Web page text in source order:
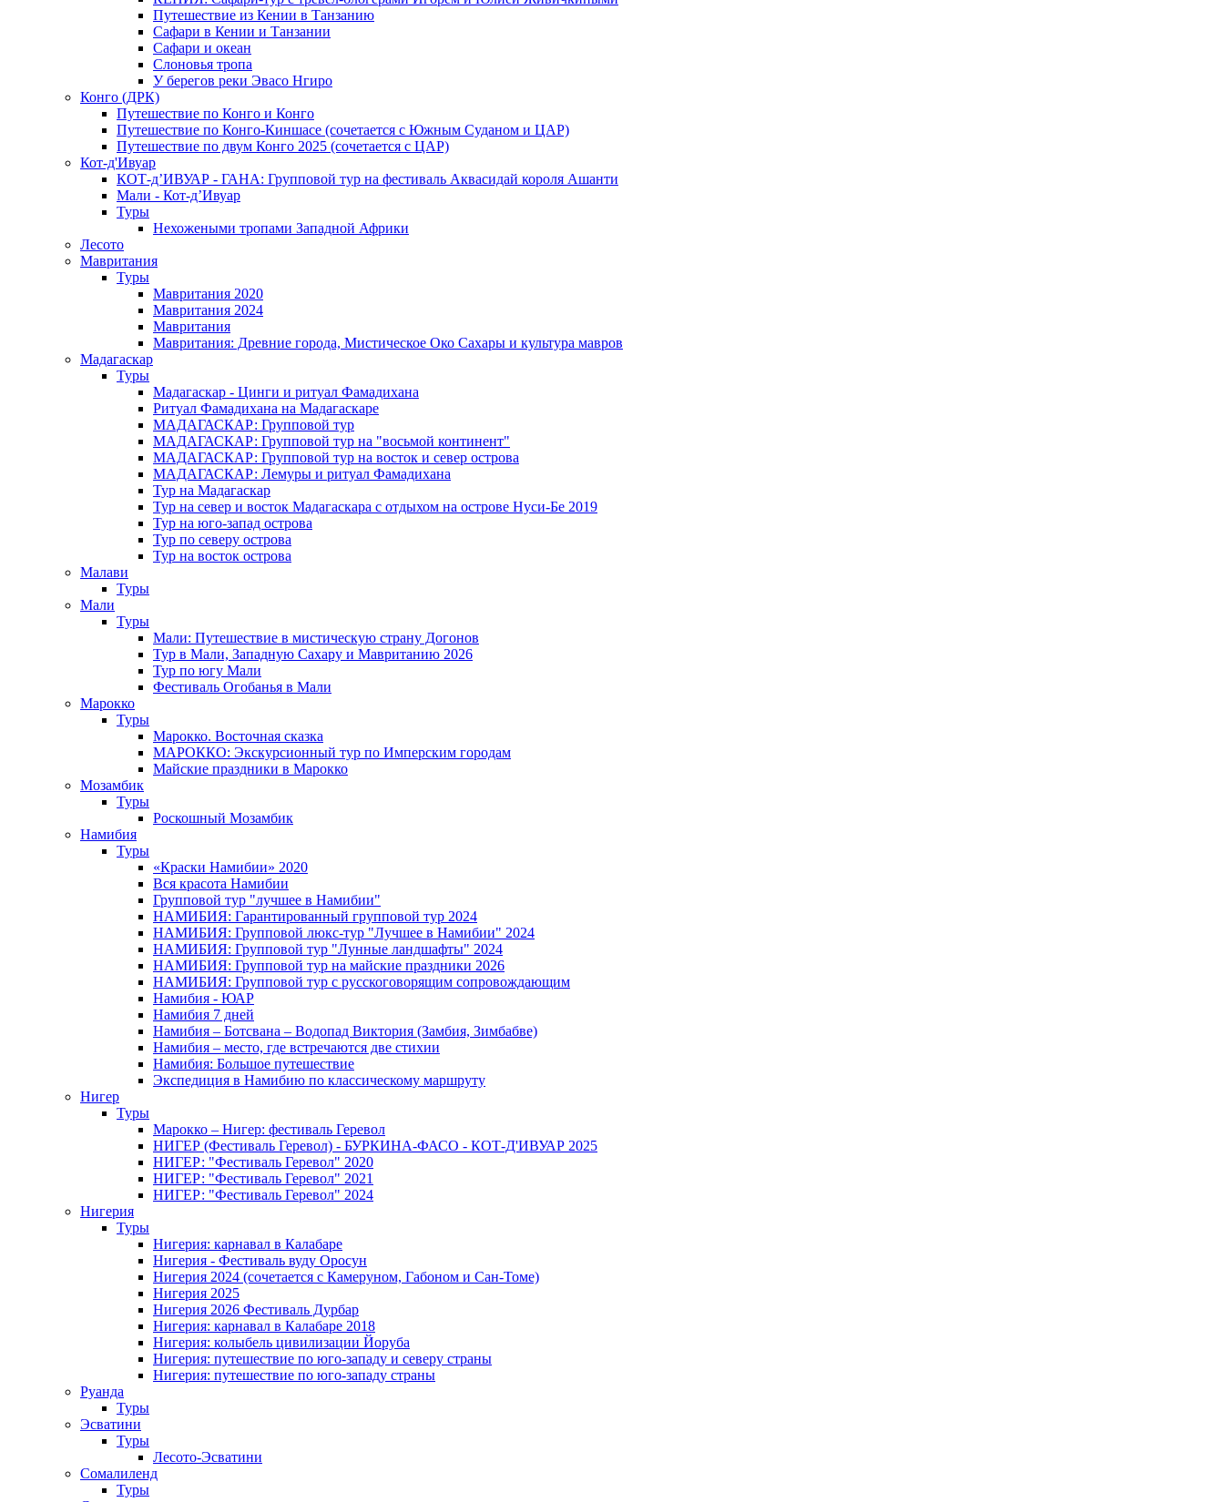
Путешествие из Кении в Танзанию
Сафари в Кении и Танзании
Сафари и океан
Слоновья тропа
У берегов реки Эвасо Нгиро
Конго (ДРК)
Путешествие по Конго и Конго
Путешествие по Конго-Киншасе (сочетается с Южным Суданом и ЦАР)
Путешествие по двум Конго 2025 (сочетается с ЦАР)
Кот-д'Ивуар
КОТ-д’ИВУАР - ГАНА: Групповой тур на фестиваль Аквасидай короля Ашанти
Мали - Кот-д’Ивуар
Туры
Нехожеными тропами Западной Африки
Лесото
Мавритания
Туры
Мавритания 2020
Мавритания 2024
Мавритания
Мавритания: Древние города, Мистическое Око Сахары и культура мавров
Мадагаскар
Туры
Мадагаскар - Цинги и ритуал Фамадихана
Ритуал Фамадихана на Мадагаскаре
МАДАГАСКАР: Групповой тур
МАДАГАСКАР: Групповой тур на "восьмой континент"
МАДАГАСКАР: Групповой тур на восток и север острова
МАДАГАСКАР: Лемуры и ритуал Фамадихана
Тур на Мадагаскар
Тур на север и восток Мадагаскара с отдыхом на острове Нуси-Бе 2019
Тур на юго-запад острова
Тур по северу острова
Тур на восток острова
Малави
Туры
Мали
Туры
Мали: Путешествие в мистическую страну Догонов
Тур в Мали, Западную Сахару и Мавританию 2026
Тур по югу Мали
Фестиваль Огобанья в Мали
Марокко
Туры
Марокко. Восточная сказка
МАРОККО: Экскурсионный тур по Имперским городам
Майские праздники в Марокко
Мозамбик
Туры
Роскошный Мозамбик
Намибия
Туры
«Краски Намибии» 2020
Вся красота Намибии
Групповой тур "лучшее в Намибии"
НАМИБИЯ: Гарантированный групповой тур 2024
НАМИБИЯ: Групповой люкс-тур "Лучшее в Намибии" 2024
НАМИБИЯ: Групповой тур "Лунные ландшафты" 2024
НАМИБИЯ: Групповой тур на майские праздники 2026
НАМИБИЯ: Групповой тур с русскоговорящим сопровождающим
Намибия - ЮАР
Намибия 7 дней
Намибия – Ботсвана – Водопад Виктория (Замбия, Зимбабве)
Намибия – место, где встречаются две стихии
Намибия: Большое путешествие
Экспедиция в Намибию по классическому маршруту
Нигер
Туры
Марокко – Нигер: фестиваль Геревол
НИГЕР (Фестиваль Геревол) - БУРКИНА-ФАСО - КОТ-Д'ИВУАР 2025
НИГЕР: "Фестиваль Геревол" 2020
НИГЕР: "Фестиваль Геревол" 2021
НИГЕР: "Фестиваль Геревол" 2024
Нигерия
Туры
Нигерия: карнавал в Калабаре
Нигерия - Фестиваль вуду Оросун
Нигерия 2024 (сочетается с Камеруном, Габоном и Сан-Томе)
Нигерия 2025
Нигерия 2026 Фестиваль Дурбар
Нигерия: карнавал в Калабаре 2018
Нигерия: колыбель цивилизации Йоруба
Нигерия: путешествие по юго-западу и северу страны
Нигерия: путешествие по юго-западу страны
Руанда
Туры
Эсватини
Туры
Лесото-Эсватини
Сомалиленд
Туры